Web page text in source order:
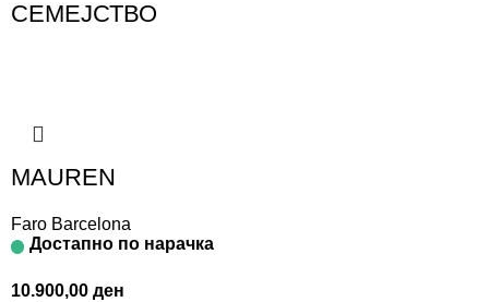
СЕМЕЈСТВО
MAUREN
Faro Barcelona
Достапно по нарачка
10.900,00 ден